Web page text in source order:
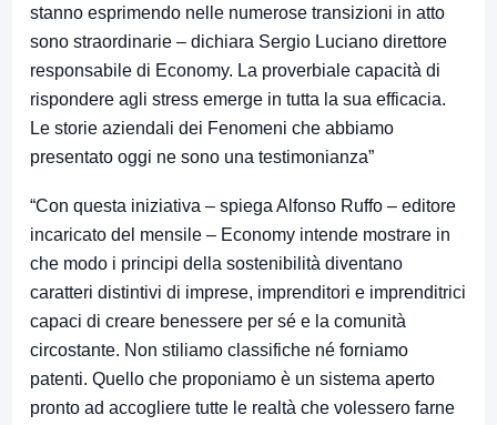
stanno esprimendo nelle numerose transizioni in atto
sono straordinarie – dichiara Sergio Luciano direttore
responsabile di Economy. La proverbiale capacità di
rispondere agli stress emerge in tutta la sua efficacia.
Le storie aziendali dei Fenomeni che abbiamo
presentato oggi ne sono una testimonianza”
“Con questa iniziativa – spiega Alfonso Ruffo – editore
incaricato del mensile – Economy intende mostrare in
che modo i principi della sostenibilità diventano
caratteri distintivi di imprese, imprenditori e imprenditrici
capaci di creare benessere per sé e la comunità
circostante. Non stiliamo classifiche né forniamo
patenti. Quello che proponiamo è un sistema aperto
pronto ad accogliere tutte le realtà che volessero farne